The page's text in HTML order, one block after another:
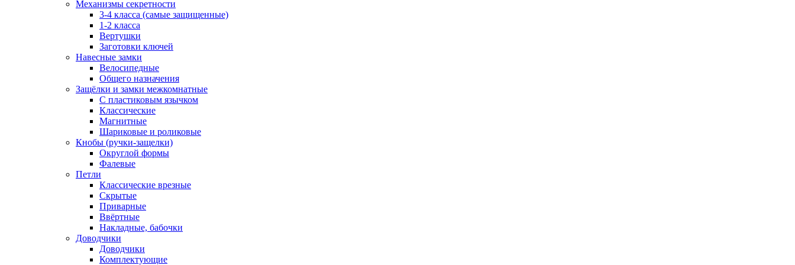
Механизмы секретности
3-4 класса (самые защищенные)
1-2 класса
Вертушки
Заготовки ключей
Навесные замки
Велосипедные
Общего назначения
Защёлки и замки межкомнатные
С пластиковым язычком
Классические
Магнитные
Шариковые и роликовые
Кнобы (ручки-защелки)
Округлой формы
Фалевые
Петли
Классические врезные
Скрытые
Приварные
Ввёртные
Накладные, бабочки
Доводчики
Доводчики
Комплектующие